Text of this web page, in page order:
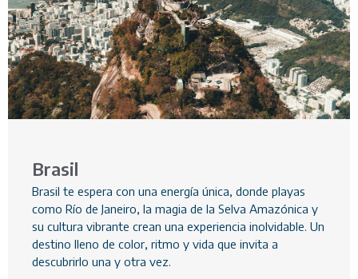
Brasil
Brasil te espera con una energía única, donde playas
como Río de Janeiro, la magia de la Selva Amazónica y
su cultura vibrante crean una experiencia inolvidable. Un
destino lleno de color, ritmo y vida que invita a
descubrirlo una y otra vez.